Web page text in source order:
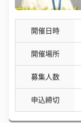
開催日時
開催場所
募集人数
申込締切